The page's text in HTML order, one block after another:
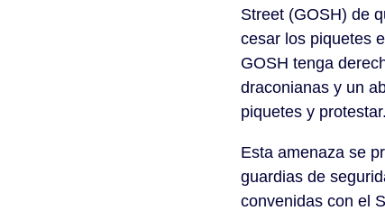
Street (GOSH) de
cesar los piquetes
GOSH tenga
draconianas y un
piquetes y
Esta amenaza se
guardias de
convenidas con el